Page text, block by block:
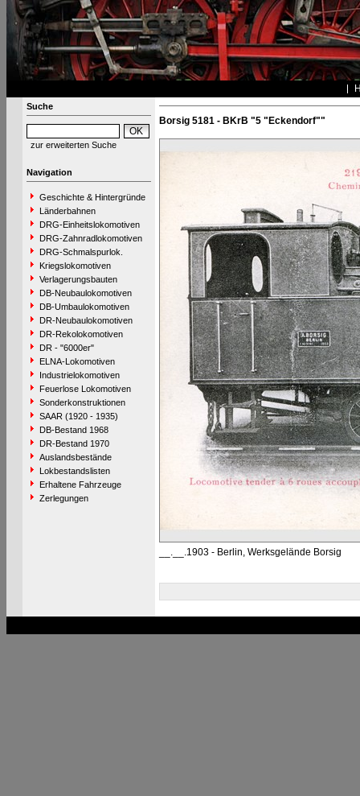
Suche
zur erweiterten Suche
Navigation
Geschichte & Hintergründe
Länderbahnen
DRG-Einheitslokomotiven
DRG-Zahnradlokomotiven
DRG-Schmalspurlok.
Kriegslokomotiven
Verlagerungsbauten
DB-Neubaulokomotiven
DB-Umbaulokomotiven
DR-Neubaulokomotiven
DR-Rekolokomotiven
DR - "6000er"
ELNA-Lokomotiven
Industrielokomotiven
Feuerlose Lokomotiven
Sonderkonstruktionen
SAAR (1920 - 1935)
DB-Bestand 1968
DR-Bestand 1970
Auslandsbestände
Lokbestandslisten
Erhaltene Fahrzeuge
Zerlegungen
Borsig 5181 - BKrB "5 "Eckendorf""
__.__.1903 - Berlin, Werksgelände Borsig